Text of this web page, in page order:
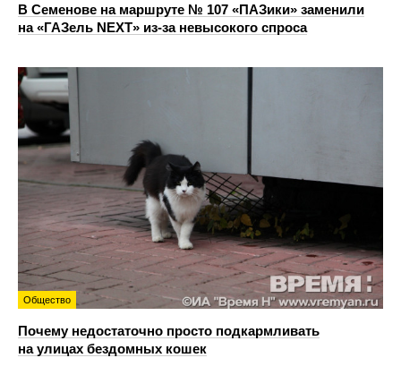
В Семенове на маршруте № 107 «ПАЗики» заменили
на «ГАЗель NEXT» из‑за невысокого спроса
Общество
Почему недостаточно просто подкармливать
на улицах бездомных кошек